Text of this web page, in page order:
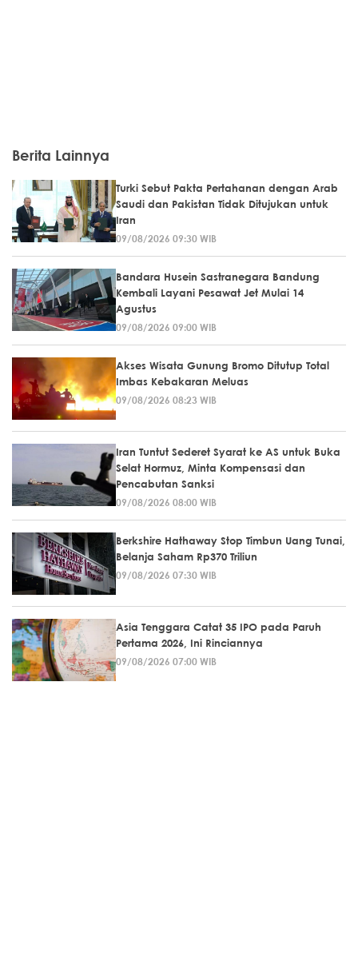
Berita Lainnya
Turki Sebut Pakta Pertahanan dengan Arab
Saudi dan Pakistan Tidak Ditujukan untuk
Iran
09/08/2026 09:30 WIB
Bandara Husein Sastranegara Bandung
Kembali Layani Pesawat Jet Mulai 14
Agustus
09/08/2026 09:00 WIB
Akses Wisata Gunung Bromo Ditutup Total
Imbas Kebakaran Meluas
09/08/2026 08:23 WIB
Iran Tuntut Sederet Syarat ke AS untuk Buka
Selat Hormuz, Minta Kompensasi dan
Pencabutan Sanksi
09/08/2026 08:00 WIB
Berkshire Hathaway Stop Timbun Uang Tunai,
Belanja Saham Rp370 Triliun
09/08/2026 07:30 WIB
Asia Tenggara Catat 35 IPO pada Paruh
Pertama 2026, Ini Rinciannya
09/08/2026 07:00 WIB